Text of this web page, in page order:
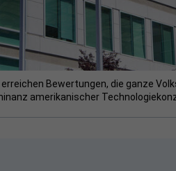
erreichen Bewertungen, die ganze
amerikanischer